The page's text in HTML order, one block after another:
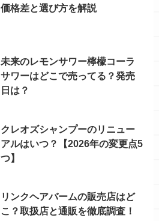
価格差と選び方を解説
未来のレモンサワー檸檬コーラ
サワーはどこで売ってる？発売
日は？
クレオズシャンプーのリニュー
アルはいつ？【2026年の変更点5
つ】
リンクヘアバームの販売店はど
こ？取扱店と通販を徹底調査！